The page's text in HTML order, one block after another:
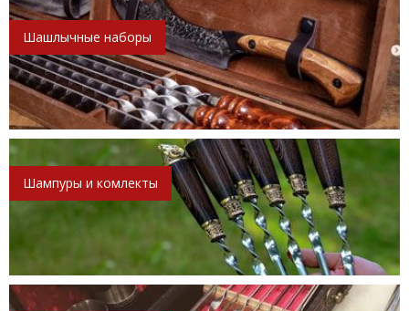
Шашлычные наборы
Шампуры и комлекты